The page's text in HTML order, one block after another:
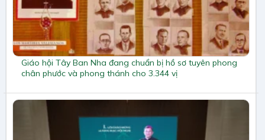
Giáo hội Tây Ban Nha đang chuẩn bị hồ sơ tuyên phong
chân phước và phong thánh cho 3.344 vị